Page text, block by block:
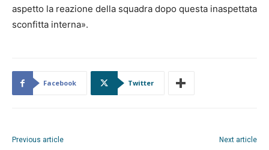
aspetto la reazione della squadra dopo questa inaspettata
sconfitta interna».
Facebook Twitter
Previous article Next article